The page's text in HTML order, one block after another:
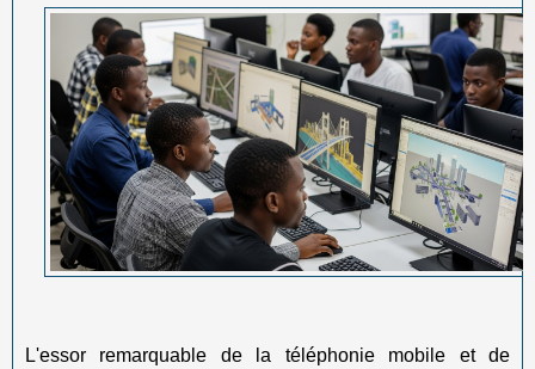
L'essor remarquable de la téléphonie mobile et de